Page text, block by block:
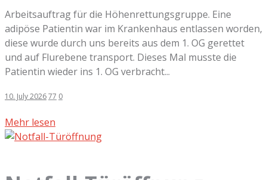
Arbeitsauftrag für die Höhenrettungsgruppe. Eine
adipöse Patientin war im Krankenhaus entlassen worden,
diese wurde durch uns bereits aus dem 1. OG gerettet
und auf Flurebene transport. Dieses Mal musste die
Patientin wieder ins 1. OG verbracht...
10. July 202677 0
Mehr lesen